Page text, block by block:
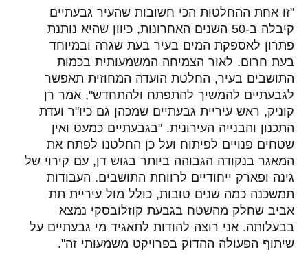
"זו אחת ההחלטות הכי חשובות שהעיר גבעתיים
קיבלה ב-50 השנים האחרונות, כיוון שהיא נותנת
פתרון לאספקת המים בעיר בעת שגרה ובמיוחד
בעת חרום. לאור הצמיחה המשמעותית בכמות
התושבים בעיר, החלטת הועדה המחוזית תאפשר
לגבעתיים להמשיך להתפתח ולהתחדש", אמר רן
קוניק, ראש עיריית גבעתיים שמכהן גם כיו"ר ועדת
התכנון והבנייה העירונית. "בגבעתיים כמעט ואין
שטחים פנויים לפיתוח ועל כן החלטנו לפתח את
המאגר בנקודה הגבוהה ביותר בגוש דן, עם קירוי של
גינה ופארק ייחודיים לרווחת התושבים. העבודות
תמשכנה כמה שנים טובות, כולל מול עיריית תת
אביב שחלק מהשטח בגבעת קוזלובסקי נמצא
בבעלותה. אני רוצה להודות לתאגיד מי גבעתיים על
שיתוף הפעולה ההדוק בפרויקט משמעותי זה".